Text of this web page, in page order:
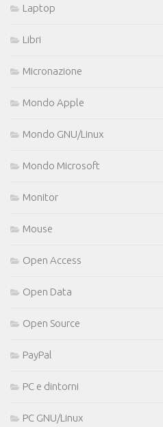
Laptop
Libri
Micronazione
Mondo Apple
Mondo GNU/Linux
Mondo Microsoft
Monitor
Mouse
Open Access
Open Data
Open Source
PayPal
PC e dintorni
PC GNU/Linux